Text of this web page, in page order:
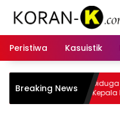
Peristiwa
Kasuistik
Breaking News
Besar, Jatah Insentif
Terancam Melanggar